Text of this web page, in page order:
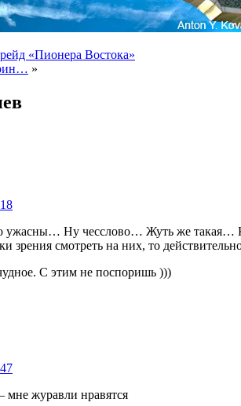
«Пионера Востока»
»
ужасны… Ну чесслово… Жуть же такая…
зрения смотреть на них, то
С этим не поспоришь )))
мне журавли нравятся